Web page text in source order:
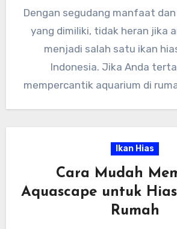
hias berpengalaman. Selain itu,
juga memiliki daya tahan yang
perubahan lingkungan di
Dengan segudang manfaat
yang dimiliki, tidak heran jika
menjadi salah satu ikan
Indonesia. Jika Anda
mempercantik aquarium di
keberuntungan yang
merah akan menjadi pilihan
menghiasi ruangan
Ikan Hias
Cara Mudah
Aquascape untuk
Rumah